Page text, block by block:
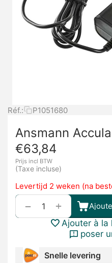
Réf.: P1051680
Ansmann
€63,84
Prijs incl BTW
(Taxe incluse)
Levertijd 2 weken (na
+
−
Ajouter à la
poser
Snelle levering